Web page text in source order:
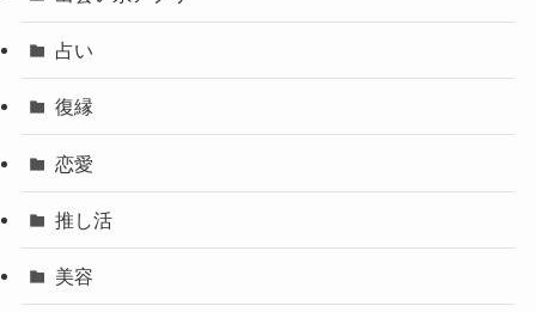
占い
復縁
恋愛
推し活
美容